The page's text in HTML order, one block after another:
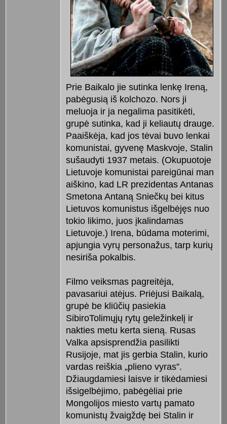
Prie Baikalo jie sutinka lenkę Ireną,
pabėgusią iš kolchozo. Nors ji
meluoja ir ja negalima pasitikėti,
grupė sutinka, kad ji keliautų drauge.
Paaiškėja, kad jos tėvai buvo lenkai
komunistai, gyvenę Maskvoje, Stalin
sušaudyti 1937 metais. (Okupuotoje
Lietuvoje komunistai pareigūnai man
aiškino, kad LR prezidentas Antanas
Smetona Antaną Sniečkų bei kitus
Lietuvos komunistus išgelbėjęs nuo
tokio likimo, juos įkalindamas
Lietuvoje.) Irena, būdama moterimi,
apjungia vyrų personažus, tarp kurių
nesiriša pokalbis.
Filmo veiksmas pagreitėja,
pavasariui atėjus. Priėjusi Baikalą,
grupė be kliūčių pasiekia
SibiroTolimųjų rytų geležinkelį ir
nakties metu kerta sieną. Rusas
Valka apsisprendžia pasilikti
Rusijoje, mat jis gerbia Stalin, kurio
vardas reiškia „plieno vyras”.
Džiaugdamiesi laisve ir tikėdamiesi
išsigelbėjimo, pabėgėliai prie
Mongolijos miesto vartų pamato
komunistų žvaigždę bei Stalin ir